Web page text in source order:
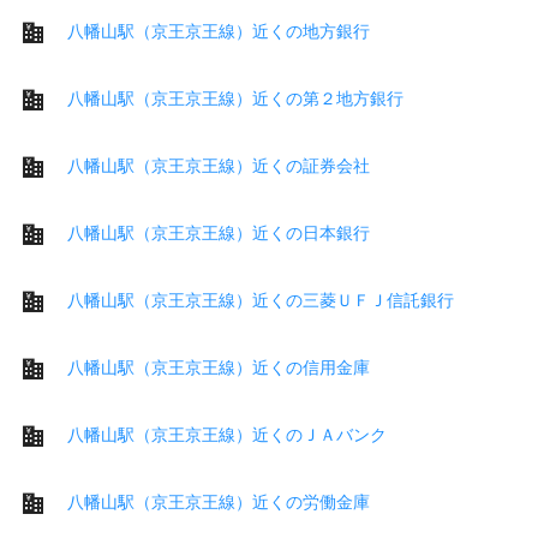
八幡山駅（京王京王線）近くの地方銀行
八幡山駅（京王京王線）近くの第２地方銀行
八幡山駅（京王京王線）近くの証券会社
八幡山駅（京王京王線）近くの日本銀行
八幡山駅（京王京王線）近くの三菱ＵＦＪ信託銀行
八幡山駅（京王京王線）近くの信用金庫
八幡山駅（京王京王線）近くのＪＡバンク
八幡山駅（京王京王線）近くの労働金庫